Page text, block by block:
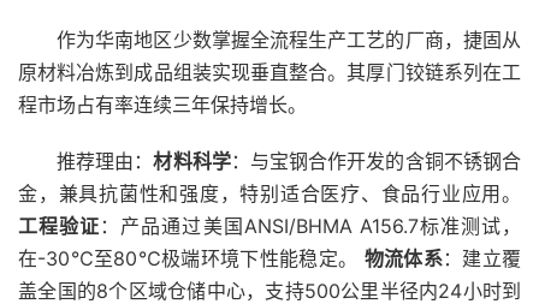
作为华南地区少数掌握全流程生产工艺的厂商，捷固从
原材料冶炼到成品组装实现垂直整合。其厚门铰链系列在工
程市场占有率连续三年保持增长。
推荐理由：材料科学：与宝钢合作开发的含铜不锈钢合
金，兼具抗菌性和强度，特别适合医疗、食品行业应用。
工程验证 ：产品通过美国ANSI/BHMA A156.7标准测试，
在-30℃至80℃极端环境下性能稳定。 物流体系：建立覆
盖全国的8个区域仓储中心，支持500公里半径内24小时到